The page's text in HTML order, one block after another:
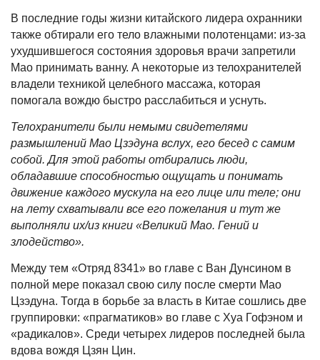
В последние годы жизни китайского лидера охранники
также обтирали его тело влажными полотенцами: из-за
ухудшившегося состояния здоровья врачи запретили
Мао принимать ванну. А некоторые из телохранителей
владели техникой целебного массажа, которая
помогала вождю быстро расслабиться и уснуть.
Телохранители были немыми свидетелями
размышлений Мао Цзэдуна вслух, его бесед с самим
собой. Для этой работы отбирались люди,
обладавшие способностью ощущать и понимать
движение каждого мускула на его лице или теле; они
на лету схватывали все его пожелания и тут же
выполняли их/из книги «Великий Мао. Гений и
злодейство».
Между тем «Отряд 8341» во главе с Ван Дунсином в
полной мере показал свою силу после смерти Мао
Цзэдуна. Тогда в борьбе за власть в Китае сошлись две
группировки: «прагматиков» во главе с Хуа Гофэном и
«радикалов». Среди четырех лидеров последней была
вдова вождя Цзян Цин.